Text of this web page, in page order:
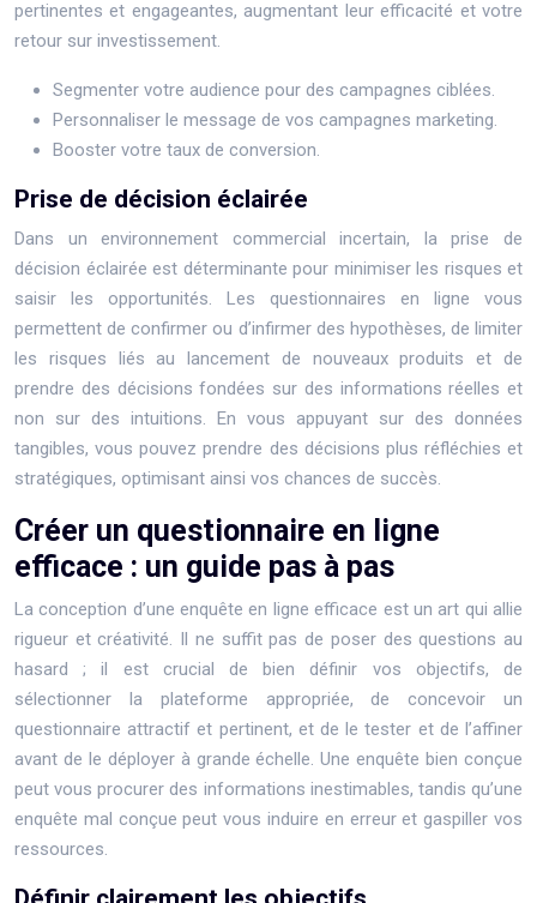
pertinentes et engageantes, augmentant leur efficacité et votre
retour sur investissement.
Segmenter votre audience pour des campagnes ciblées.
Personnaliser le message de vos campagnes marketing.
Booster votre taux de conversion.
Prise de décision éclairée
Dans un environnement commercial incertain, la prise de
décision éclairée est déterminante pour minimiser les risques et
saisir les opportunités. Les questionnaires en ligne vous
permettent de confirmer ou d’infirmer des hypothèses, de limiter
les risques liés au lancement de nouveaux produits et de
prendre des décisions fondées sur des informations réelles et
non sur des intuitions. En vous appuyant sur des données
tangibles, vous pouvez prendre des décisions plus réfléchies et
stratégiques, optimisant ainsi vos chances de succès.
Créer un questionnaire en ligne
efficace : un guide pas à pas
La conception d’une enquête en ligne efficace est un art qui allie
rigueur et créativité. Il ne suffit pas de poser des questions au
hasard ; il est crucial de bien définir vos objectifs, de
sélectionner la plateforme appropriée, de concevoir un
questionnaire attractif et pertinent, et de le tester et de l’affiner
avant de le déployer à grande échelle. Une enquête bien conçue
peut vous procurer des informations inestimables, tandis qu’une
enquête mal conçue peut vous induire en erreur et gaspiller vos
ressources.